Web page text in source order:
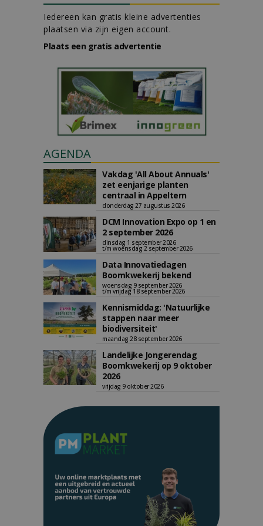
Iedereen kan gratis kleine advertenties
plaatsen via zijn eigen account.
Plaats een gratis advertentie
AGENDA
Vakdag 'All About Annuals'
zet eenjarige planten
centraal in Appeltern
donderdag 27 augustus 2026
DCM Innovation Expo op 1 en
2 september 2026
dinsdag 1 september 2026
t/m woensdag 2 september 2026
Data Innovatiedagen
Boomkwekerij bekend
woensdag 9 september 2026
t/m vrijdag 18 september 2026
Kennismiddag: 'Natuurlijke
stappen naar meer
biodiversiteit'
maandag 28 september 2026
Landelijke Jongerendag
Boomkwekerij op 9 oktober
2026
vrijdag 9 oktober 2026